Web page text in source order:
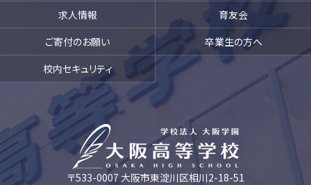
求人情報
育友会
ご寄付のお願い
卒業生の方へ
校内セキュリティ
〒533-0007 大阪市東淀川区相川2-18-51